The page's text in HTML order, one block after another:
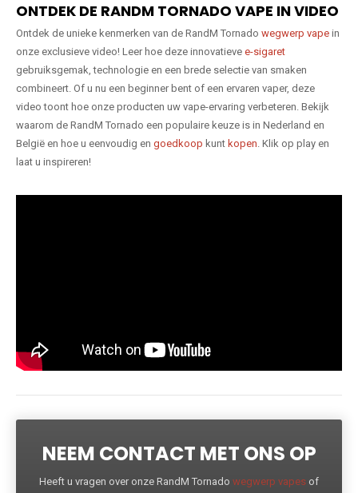
ONTDEK DE RANDM TORNADO VAPE IN VIDEO
Ontdek de unieke kenmerken van de RandM Tornado wegwerp vape in
onze exclusieve video! Leer hoe deze innovatieve e-sigaret
gebruiksgemak, technologie en een brede selectie van smaken
combineert. Of u nu een beginner bent of een ervaren vaper, deze
video toont hoe onze producten uw vape-ervaring verbeteren. Bekijk
waarom de RandM Tornado een populaire keuze is in Nederland en
België en hoe u eenvoudig en goedkoop kunt kopen. Klik op play en
laat u inspireren!
NEEM CONTACT MET ONS OP
Heeft u vragen over onze RandM Tornado wegwerp vapes of